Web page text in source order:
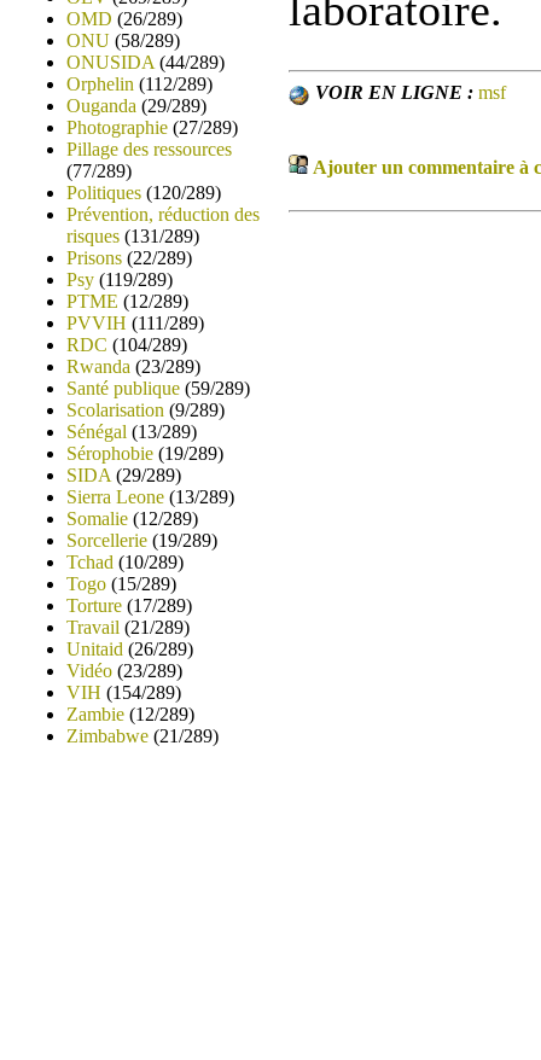
OMD (26/289)
ONU (58/289)
ONUSIDA (44/289)
Orphelin (112/289)
Ouganda (29/289)
Photographie (27/289)
Pillage des ressources
(77/289)
Politiques (120/289)
Prévention, réduction des
risques (131/289)
Prisons (22/289)
Psy (119/289)
PTME (12/289)
PVVIH (111/289)
RDC (104/289)
Rwanda (23/289)
Santé publique (59/289)
Scolarisation (9/289)
Sénégal (13/289)
Sérophobie (19/289)
SIDA (29/289)
Sierra Leone (13/289)
Somalie (12/289)
Sorcellerie (19/289)
Tchad (10/289)
Togo (15/289)
Torture (17/289)
Travail (21/289)
Unitaid (26/289)
Vidéo (23/289)
VIH (154/289)
Zambie (12/289)
Zimbabwe (21/289)
laboratoire.
VOIR EN LIGNE : msf
Ajouter un commentaire à